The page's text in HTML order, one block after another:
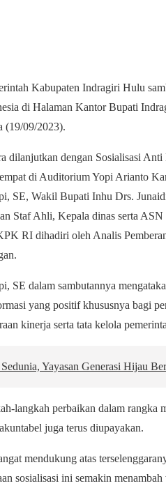
Kabupaten Indragiri Hulu
di Halaman Kantor Bupati
(19/09/2023).
dilanjutkan dengan Sosialisasi
di Auditorium Yopi Arianto
SE, Wakil Bupati Inhu Drs.
Staf Ahli, Kepala dinas serta
RI dihadiri oleh Analis
SE dalam sambutannya
yang positif khususnya bagi
kinerja serta tata kelola
Yayasan Generasi Hijau
langkah perbaikan dalam rangka
juga terus diupayakan.
mendukung atas
sosialisasi ini semakin